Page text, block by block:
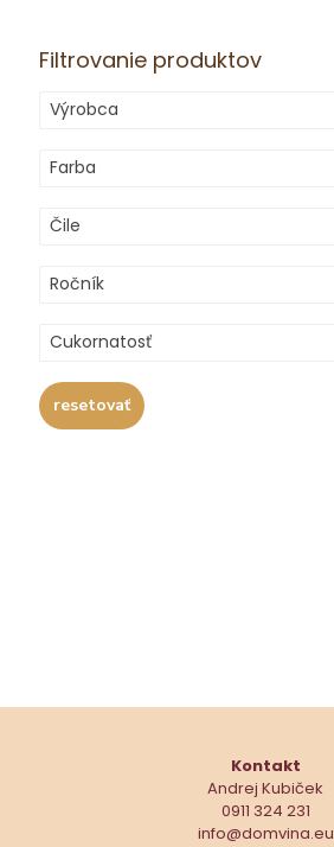
Filtrovanie produktov
Výrobca
Farba
Čile
Ročník
Cukornatosť
resetovať
Kontakt
Andrej Kubiček
0911 324 231
info@domvina.eu